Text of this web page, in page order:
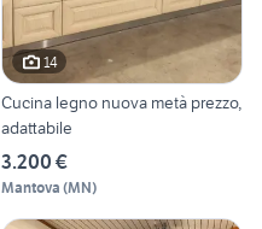
14
Cucina legno nuova metà prezzo,
adattabile
3.200 €
Mantova (MN)